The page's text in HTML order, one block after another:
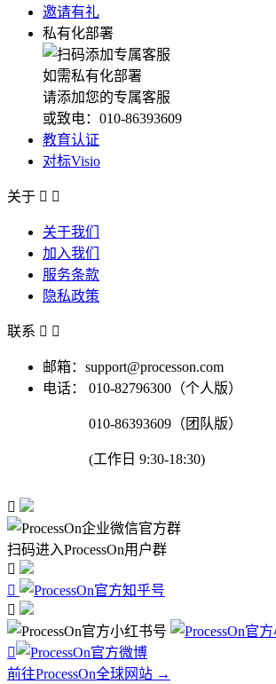
邀请有礼
私有化部署
如需私有化部署
请添加您的专属客服
或致电：010-86393609
教育认证
对标Visio
关于  
关于我们
加入我们
服务条款
隐私政策
联系  
邮箱：support@processon.com
电话：
010-82796300（个人版）
010-86393609（团队版）
(工作日 9:30-18:30)

扫码进入ProcessOn用户群




前往ProcessOn全球网站 →